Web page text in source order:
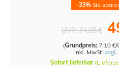
-33% Sie
UVP:74,95 €
(Grundpreis: 7,10
inkl. MwSt. zzgl.
Sofort lieferbar